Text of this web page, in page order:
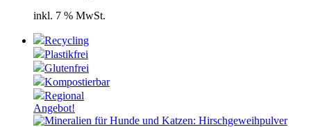
inkl. 7 % MwSt.
Recycling
Plastikfrei
Glutenfrei
Kompostierbar
Regional
Angebot!